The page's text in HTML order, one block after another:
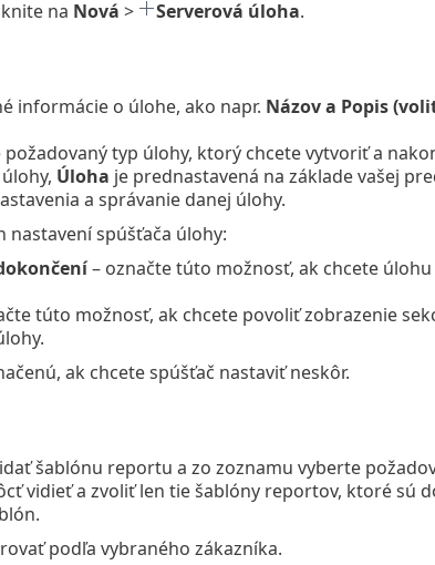
na Nová > Serverová úloha.
informácie o úlohe, ako napr. Názov a Popis
požadovaný typ úlohy, ktorý chcete vytvoriť a
Úloha je prednastavená na základe vašej
a správanie danej úlohy.
nastavení spúšťača úlohy:
– označte túto možnosť, ak chcete
túto možnosť, ak chcete povoliť zobrazenie
ak chcete spúšťač nastaviť neskôr.
šablónu reportu a zo zoznamu vyberte
vidieť a zvoliť len tie šablóny reportov, ktoré sú
podľa vybraného zákazníka.